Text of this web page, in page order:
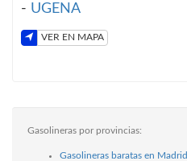
- UGENA
VER EN MAPA
Gasolineras por provincias:
Gasolineras baratas en Madrid